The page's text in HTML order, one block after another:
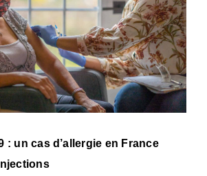
: un cas d’allergie en France